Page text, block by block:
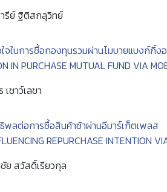
รีย์ ฐิติสกลุวิทย์
ในการซื้อกองทุนรวมผ่านโมบายแบงก์กิ้ง
IN PURCHASE MUTUAL FUND VIA
ชาว์เลขา
พลต่อการซื้อสินค้าซ้าผ่านอีมาร์เก็ตเพลส
REPURCHASE INTENTION
สวัสดิ์เรียวกุล